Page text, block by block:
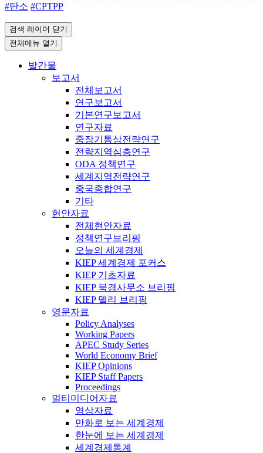
#탄소 #CPTPP
검색 레이어 닫기
전체메뉴 열기
발간물
보고서
전체보고서
연구보고서
기본연구보고서
연구자료
중장기통상전략연구
전략지역심층연구
ODA 정책연구
세계지역전략연구
중국종합연구
기타
현안자료
전체현안자료
정책연구브리핑
오늘의 세계경제
KIEP 세계경제 포커스
KIEP 기초자료
KIEP 북경사무소 브리핑
KIEP 델리 브리핑
영문자료
Policy Analyses
Working Papers
APEC Study Series
World Economy Brief
KIEP Opinions
KIEP Staff Papers
Proceedings
멀티미디어자료
영상자료
만화로 보는 세계경제
한눈에 보는 세계경제
세계경제통계